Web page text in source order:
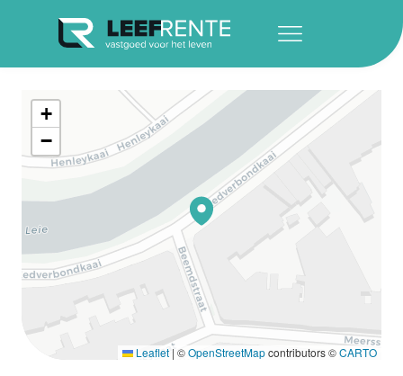
+
−
Leaflet | ©OpenStreetMapcontributors ©CARTO